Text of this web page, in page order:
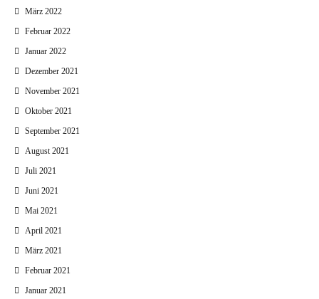
März 2022
Februar 2022
Januar 2022
Dezember 2021
November 2021
Oktober 2021
September 2021
August 2021
Juli 2021
Juni 2021
Mai 2021
April 2021
März 2021
Februar 2021
Januar 2021